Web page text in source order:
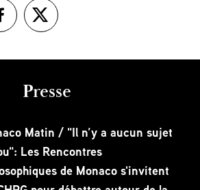
Presse
Matin / "Il n’y a aucun sujet
Les Rencontres
de Monaco s'invitent